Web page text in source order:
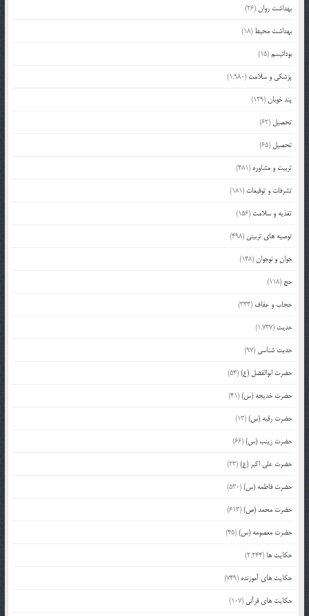
بهداشت روان(26)
بهداشت محیط (18)
بودائیسم(15)
پزشکی و سلامت (1,980)
پند خوبان(129)
تحصیل (62)
تحصیل (65)
تربیت و مشاوره (481)
تشرفات و توقیعات (181)
تغذیه و سلامت (156)
توصیه های تربیتی (498)
جوان و نوجوان(148)
حج (118)
حجاب و عفاف (333)
حدیث (1,737)
حدیث شناسی (97)
حضرت ابوالفضل (ع)(54)
حضرت خدیجه (س)(41)
حضرت رقیه (س)(13)
حضرت زینب (س)(66)
حضرت علی اکبر (ع)(23)
حضرت فاطمه (س)(530)
حضرت محمد (ص)(613)
حضرت معصومه (س)(45)
حکایت ها (2,244)
حکایت های آموزنده (749)
حکایت های قرآنی (107)